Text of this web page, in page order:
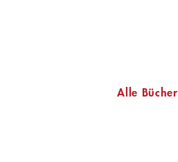
Alle Bücher